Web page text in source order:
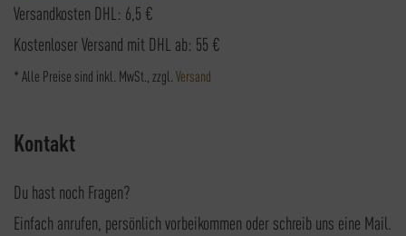
Versandkosten DHL: 6,5 €
Kostenloser Versand mit DHL ab: 55 €
* Alle Preise sind inkl. MwSt., zzgl. Versand
Kontakt
Du hast noch Fragen?
Einfach anrufen, persönlich vorbeikommen oder schreib uns eine Mail.